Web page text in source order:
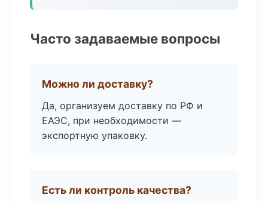
Часто задаваемые вопросы
Можно ли доставку?
Да, организуем доставку по РФ и
ЕАЭС, при необходимости —
экспортную упаковку.
Есть ли контроль качества?